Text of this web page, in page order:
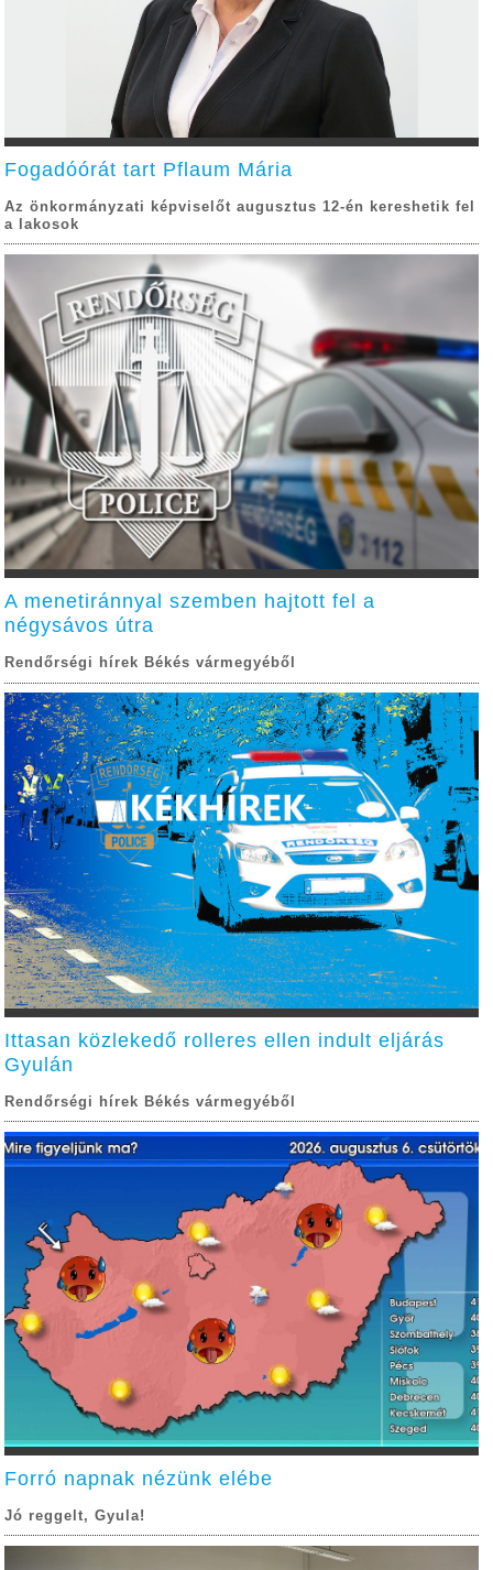
Fogadóórát tart Pflaum Mária
Az önkormányzati képviselőt augusztus 12-én kereshetik fel
a lakosok
A menetiránnyal szemben hajtott fel a
négysávos útra
Rendőrségi hírek Békés vármegyéből
Ittasan közlekedő rolleres ellen indult eljárás
Gyulán
Rendőrségi hírek Békés vármegyéből
Forró napnak nézünk elébe
Jó reggelt, Gyula!